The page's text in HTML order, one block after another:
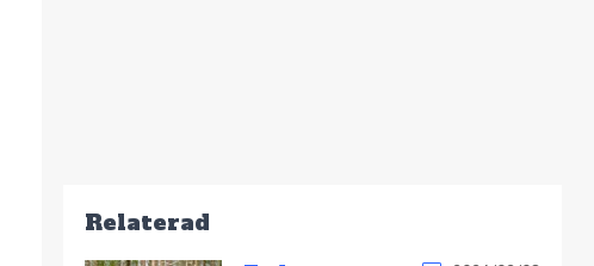
Relaterad